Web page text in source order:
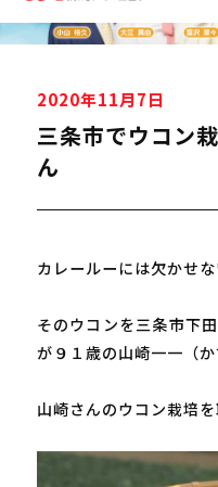
2020年11月7日
三条市でウコン
ん
カレールーには欠かせな
そのウコンを三条市下
が９１歳の山崎一一（か
山崎さんのウコン栽培を